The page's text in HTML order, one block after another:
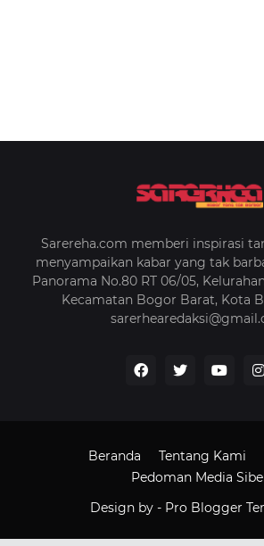
Sarereha.com memberi inspirasi
menyampaikan kabar yang tak
Panorama No.80 RT 06/05,
Kecamatan Bogor Barat, Kota
Design by - Pro Blogger
Beranda Tentang Kami
Pedoman Media